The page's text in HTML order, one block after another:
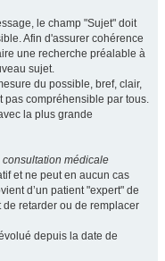
le champ "Sujet" doit
Afin d'assurer cohérence
une recherche préalable à
sujet.
du possible, bref, clair,
pas compréhensible par tous.
la plus grande
consultation médicale
et ne peut en aucun cas
d’un patient "expert" de
de retarder ou de remplacer
depuis la date de